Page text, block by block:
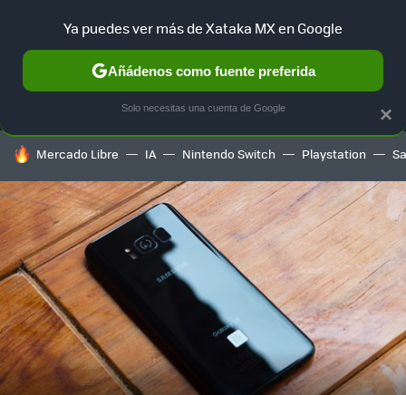
MENÚ NUEVO
GAMING HOME AUTO
HOY SE HABLA DE
Mercado Libre IA Nintendo Switch Playstation
×
Ya puedes ver más de Xataka MX en Google
Añádenos como fuente preferida
Solo necesitas una cuenta de Google